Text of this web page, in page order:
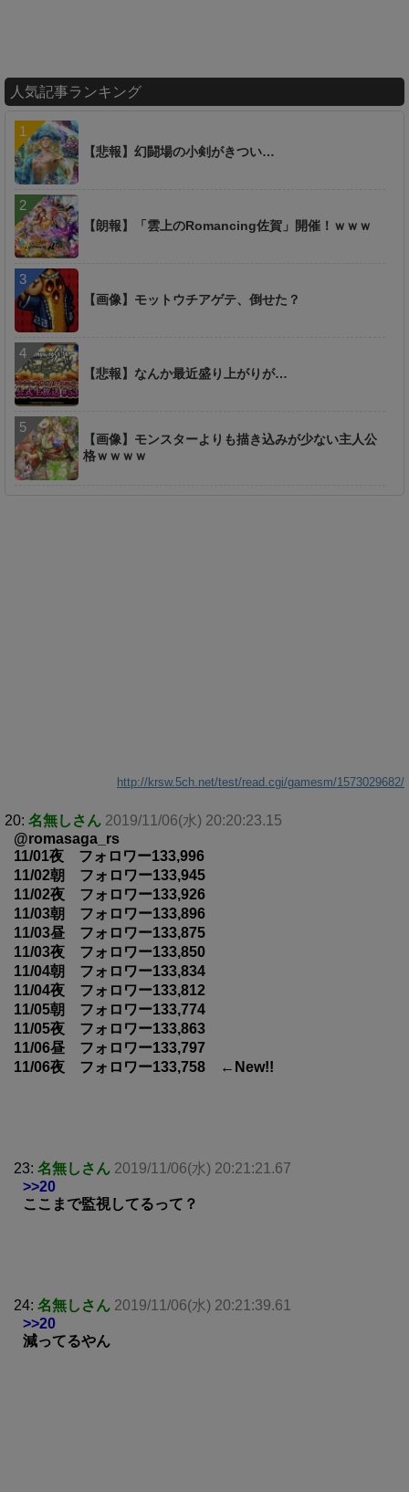
人気記事ランキング
【悲報】幻闘場の小剣がきつい…
【朗報】「雲上のRomancing佐賀」開催！ｗｗｗ
【画像】モットウチアゲテ、倒せた？
【悲報】なんか最近盛り上がりが…
【画像】モンスターよりも描き込みが少ない主人公
格ｗｗｗｗ
http://krsw.5ch.net/test/read.cgi/gamesm/1573029682/
20: 名無しさん 2019/11/06(水) 20:20:23.15
@romasaga_rs
11/01夜 フォロワー133,996
11/02朝 フォロワー133,945
11/02夜 フォロワー133,926
11/03朝 フォロワー133,896
11/03昼 フォロワー133,875
11/03夜 フォロワー133,850
11/04朝 フォロワー133,834
11/04夜 フォロワー133,812
11/05朝 フォロワー133,774
11/05夜 フォロワー133,863
11/06昼 フォロワー133,797
11/06夜 フォロワー133,758 ←New!!
23: 名無しさん 2019/11/06(水) 20:21:21.67
>>20
ここまで監視してるって？
24: 名無しさん 2019/11/06(水) 20:21:39.61
>>20
減ってるやん